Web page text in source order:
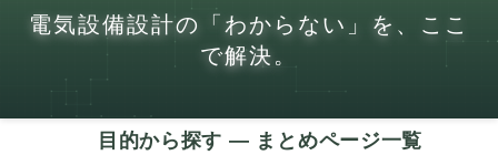
電気設備設計の「わからない」を、ここ
で解決。